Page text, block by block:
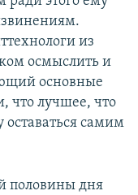
из
осмыслить и
основные
что лучшее, что
оставаться самим
половины дня